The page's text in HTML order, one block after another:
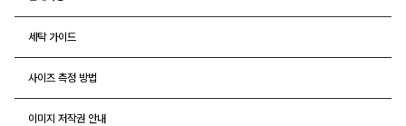
세탁 가이드
사이즈 측정 방법
이미지 저작권 안내